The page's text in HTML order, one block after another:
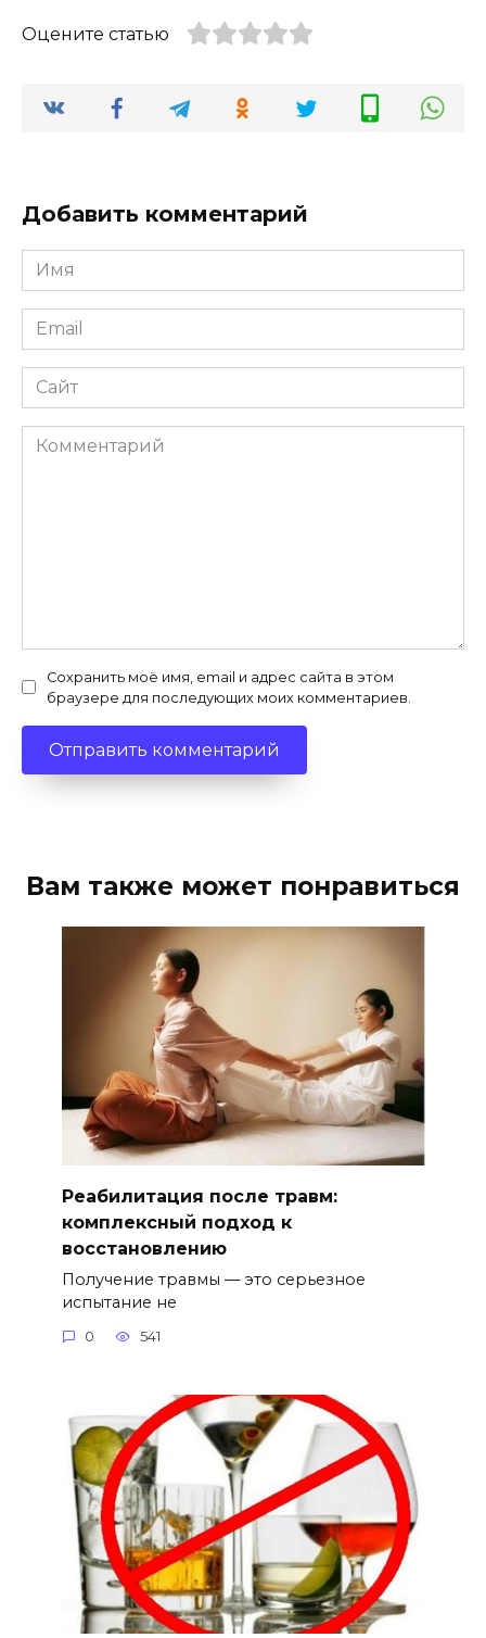
Оцените статью
Добавить комментарий
Имя
*
Email
*
Сайт
Комментарий
Сохранить моё имя, email и адрес сайта в этом
браузере для последующих моих комментариев.
Вам также может понравиться
Реабилитация после травм:
комплексный подход к
восстановлению
Получение травмы — это серьезное
испытание не
0 541